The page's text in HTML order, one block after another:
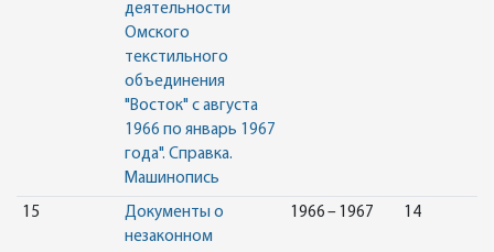
деятельности
Омского
текстильного
объединения
"Восток" с августа
1966 по январь 1967
года". Справка.
Машинопись
15
Документы о
незаконном
1966 – 1967 14